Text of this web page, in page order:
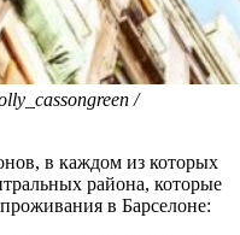
/
в каждом из которых
района, которые
в Барселоне: